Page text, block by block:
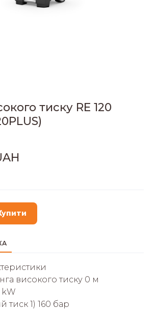
тиску RE 120
високого тиску 0 м
kW
тиск 1) 160 бар